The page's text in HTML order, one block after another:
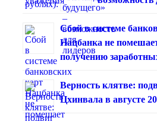
Сбой в системе
Нацбанка не
получению
Верность клятве:
Цхинвала в августе